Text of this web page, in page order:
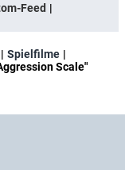
Feed
Spielfilme
Scale"